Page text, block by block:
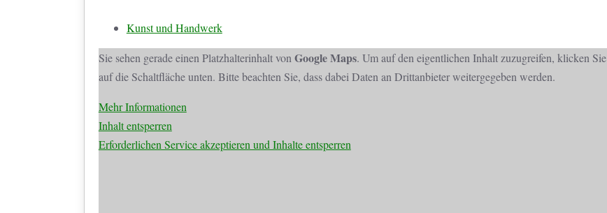
Kunst und Handwerk
Sie sehen gerade einen Platzhalterinhalt von Google Maps. Um auf den eigentlichen Inhalt zuzugreifen, klicken Sie
auf die Schaltfläche unten. Bitte beachten Sie, dass dabei Daten an Drittanbieter weitergegeben werden.
Mehr Informationen
Inhalt entsperren
Erforderlichen Service akzeptieren und Inhalte entsperren